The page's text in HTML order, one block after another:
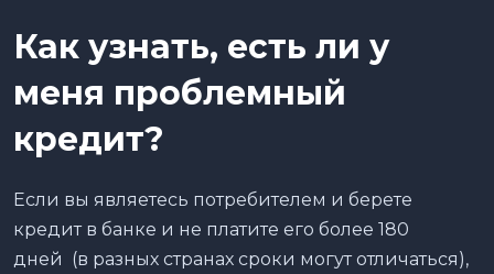
Как узнать, есть ли у
меня проблемный
кредит?
Если вы являетесь потребителем и берете
кредит в банке и не платите его более 180
дней (в разных странах сроки могут отличаться),